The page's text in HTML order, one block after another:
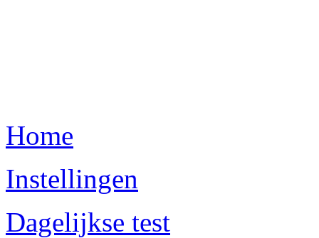
Home
Instellingen
Dagelijkse test